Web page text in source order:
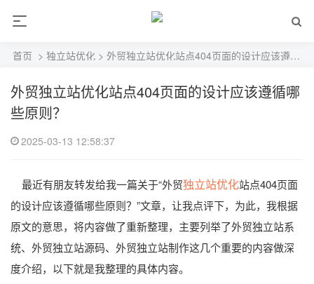
首页 > 独立站优化 > 外贸独立站优化站点404页面的设计应该遵循哪些原则？
外贸独立站优化站点404页面的设计应该遵循哪
些原则？
2025-03-13 12:58:37
最近有朋友转发给我一篇关于“外贸独立站优化站点404页面
的设计应该遵循哪些原则？”文章，让我点评下，为此，我根据
原文的意思，将内容做了重新整理，主要列举了外贸独立站系
统、外贸独立站源码、外贸独立站制作这几个重要的内容做深
度介绍，以下就是我整理的具体内容。